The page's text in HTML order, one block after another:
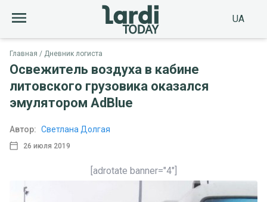
UA
Главная Дневник логиста
Освежитель воздуха в кабине
литовского грузовика оказался
эмулятором AdBlue
26 июля 2019
Автор: Светлана Долгая
[adrotate banner="4"]